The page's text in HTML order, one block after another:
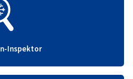
Inspektor